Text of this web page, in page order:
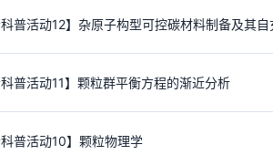
科普活动12】杂原子构型可控碳材料制备及其
科普活动11】颗粒群平衡方程的渐近分析
科普活动10】颗粒物理学